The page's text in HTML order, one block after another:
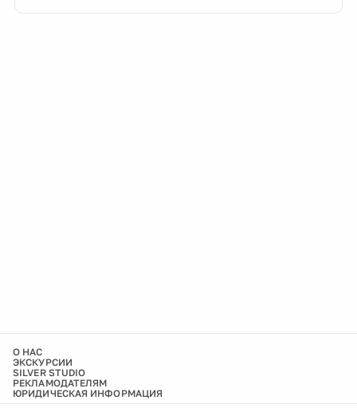
О НАС
ЭКСКУРСИИ
SILVER STUDIO
РЕКЛАМОДАТЕЛЯМ
ЮРИДИЧЕСКАЯ ИНФОРМАЦИЯ